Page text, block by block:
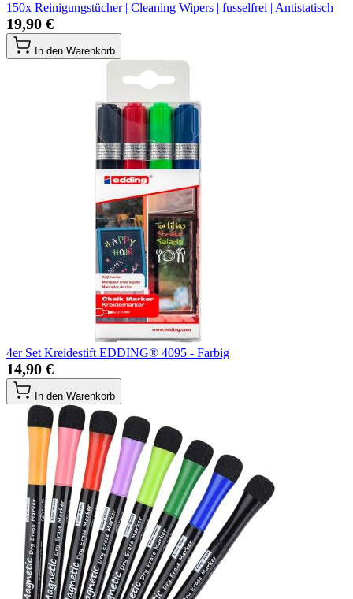
150x Reinigungstücher | Cleaning Wipers | fusselfrei | Antistatisch
19,90 €
In den Warenkorb
4er Set Kreidestift EDDING® 4095 - Farbig
14,90 €
In den Warenkorb